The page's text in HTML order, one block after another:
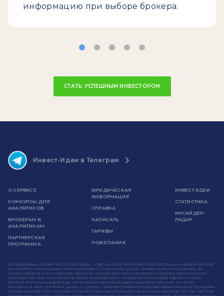
информацию при выборе брокера.
СТАТЬ УСПЕШНЫМ ИНВЕСТОРОМ
Инвест-Идеи в Телеграм
О СЕРВИСЕ
КОНКУРСЫ ДЛЯ
АНАЛИТИКОВ
БРОКЕРАМ И
АНАЛИТИКАМ
ПАРТНЕРСКАЯ
ПРОГРАММА
ЮРИДИЧЕСКАЯ
ИНФОРМАЦИЯ
СПРАВКА
НАПИСАТЬ
ТАРИФЫ
ПОЖЕЛАНИЯ
ИНВЕСТ ИДЕИ
СТАТИСТИКА
ИНСАЙДЕР-
РАДАР
Вся информация на сайте invest-idei.ru (далее - Сайт) носит исключительно образовательный и научный характер
и не является рекомендацией или предложением к совершению сделок с финансовыми инструментами. Вы
можете следовать или не следовать прогнозам на свой страх и риск. Компании и аналитики, прогнозы которых
размещены на сайте invest-idei.ru, являются независимыми от создателей сайта лицами. Сайт invest-idei.ru
является агрегатором информации, размещенной указанными лицами на интернет-ресурсах и в прочих
источниках, а также публичных данных о сделках с ценными бумагами или другими финансовыми инструментами.
Клиенты брокеров могут получать по подписке иные рекомендации, а также раньше или позже того, как они были